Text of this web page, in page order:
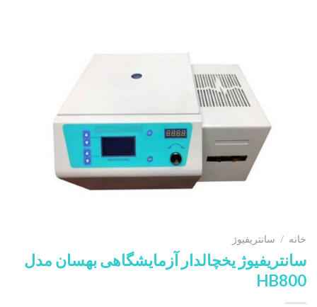
خانه / سانتریفیوژ
سانتریفیوژ یخچالدار آزمایشگاهی بهسان مدل
HB800